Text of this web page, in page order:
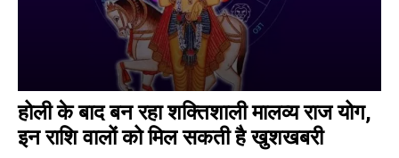
होली के बाद बन रहा शक्तिशाली मालव्य राज योग,
इन राशि वालों को मिल सकती है खुशखबरी